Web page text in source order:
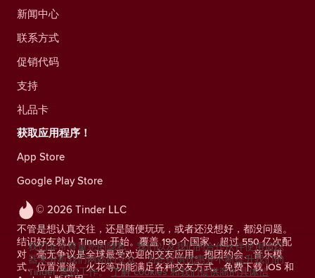
© 2026 Tinder LLC
不管是想认真交往，还是随便玩玩，或者还没想好，都没问题。
结识好友就从 Tinder 开始。覆盖 190 个国家，超过 550 亿次配
对，毫无争议是全球最受欢迎的交友应用。抱团约会、音乐模
式、位置漫游、火花等功能满足各种交友方式。免费下载 iOS 和
新闻中心
联系方式
促销代码
支持
礼品卡
获取应用程序！
App Store
Google Play Store
我们非常尊重您的隐私。我们以及我们的合作伙伴使用追踪
器来分析我们网站的受众，为您提供优惠并不断提升我们的
Tinder 营销工作。 了解 cookies 和我们提供商的具体信